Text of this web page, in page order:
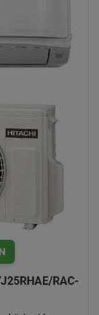
za sljedeći.
adapter.
ugodniji i
je
Zvučni tlak
da je klima
bi se postigla
je
aplikaciju i
dolazi u
RAC-